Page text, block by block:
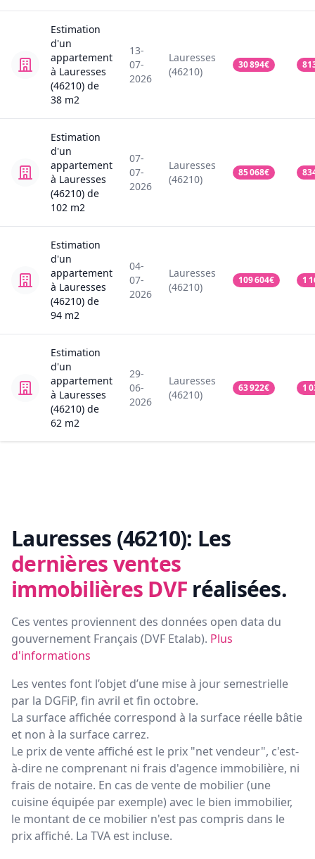
Estimation
d'un
appartement
à Lauresses
(46210) de
38 m2
13-
07-
2026
Lauresses
(46210)
30 894€
Estimation
d'un
appartement
à Lauresses
(46210) de
102 m2
07-
07-
2026
Lauresses
(46210)
85 068€
Estimation
d'un
appartement
à Lauresses
(46210) de
94 m2
04-
07-
2026
Lauresses
(46210)
109 604€ 1
Estimation
d'un
appartement
à Lauresses
(46210) de
62 m2
29-
06-
2026
Lauresses
(46210)
63 922€ 1
Lauresses (46210): Les
dernières ventes
immobilières DVF réalisées.
Ces ventes proviennent des données open data du
gouvernement Français (DVF Etalab). Plus
d'informations
Les ventes font l’objet d’une mise à jour semestrielle
par la DGFiP, fin avril et fin octobre.
La surface affichée correspond à la surface réelle bâtie
et non à la surface carrez.
Le prix de vente affiché est le prix "net vendeur", c'est-
à-dire ne comprenant ni frais d'agence immobilière, ni
frais de notaire. En cas de vente de mobilier (une
cuisine équipée par exemple) avec le bien immobilier,
le montant de ce mobilier n'est pas compris dans le
prix affiché. La TVA est incluse.